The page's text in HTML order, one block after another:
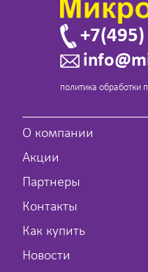
политика обработки
О компании
Акции
Партнеры
Контакты
Как купить
Новости